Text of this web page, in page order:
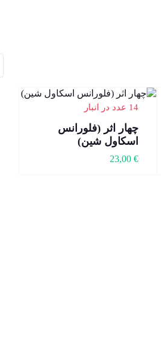
14 عدد در انبار
چهار اثر (فلورانس
اسکاول شین)
23,00 €